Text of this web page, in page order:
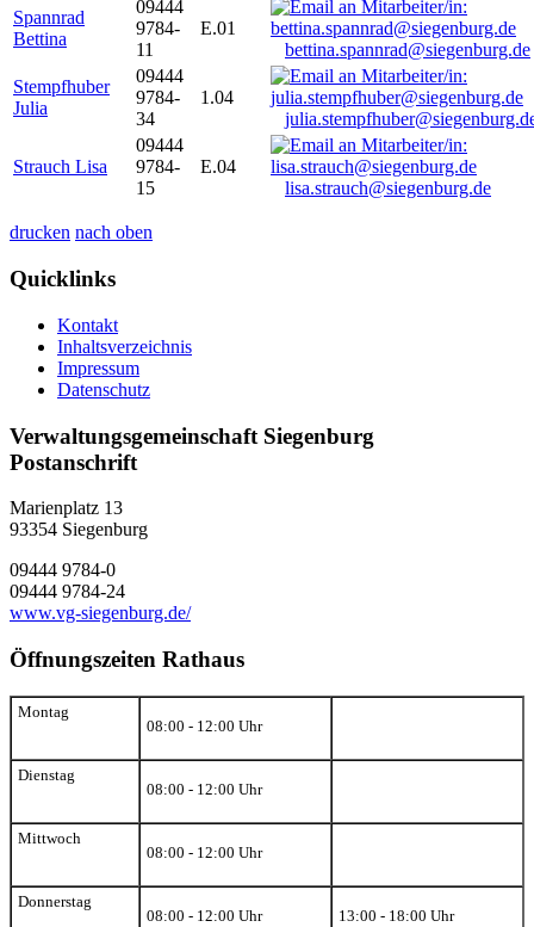
Spannrad
Bettina
09444
9784-
11
E.01
bettina.spannrad@siegenburg.de
Stempfhuber
Julia
09444
9784-
34
1.04
Strauch Lisa
09444
9784-
15
E.04
lisa.strauch@siegenburg.de
drucken nach oben
Quicklinks
Kontakt
Inhaltsverzeichnis
Impressum
Datenschutz
Verwaltungsgemeinschaft Siegenburg
Postanschrift
Marienplatz 13
93354 Siegenburg
09444 9784-0
09444 9784-24
www.vg-siegenburg.de/
Öffnungszeiten Rathaus
Montag
08:00 - 12:00 Uhr
Dienstag
08:00 - 12:00 Uhr
Mittwoch
08:00 - 12:00 Uhr
Donnerstag
08:00 - 12:00 Uhr
13:00 - 18:00 Uhr